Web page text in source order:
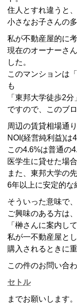
住人とすれ違うと
小さなお子さんの
私が不動産屋的に
現在のオーナーさ
した。
このマンションは
も
「東邦大学徒歩2
ですので、このブ
周辺の賃貸相場通
NOI(経営純利益)は
この4.6%は普通の
医学生に貸せた場
また、東邦大学の
6年以上に安定的な
そういった意味で
ご興味のある方は
「榊さんに案内し
私が一不動産屋と
購入されるときに
この件のお問い合
セトル
までお願いします。